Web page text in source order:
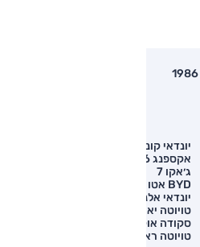
יונדאי קונה
אקספנג G6
ג׳אקו 7
BYD אטו 3
יונדאי אלנטרה
טויוטה יאריס קרוס
סקודה אוקטביה
טויוטה ראב 4